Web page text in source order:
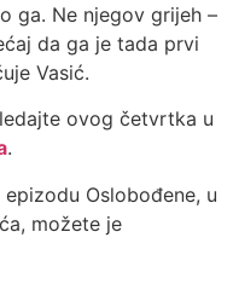
ga. Ne njegov grijeh –
da ga je tada prvi
Vasić.
ovog četvrtka u
.
Oslobođene, u
možete je